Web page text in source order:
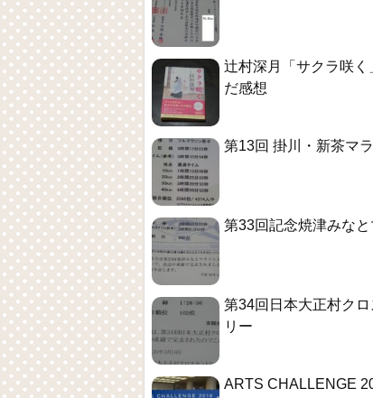
辻村深月「サクラ咲く
だ感想
第13回 掛川・新茶マ
第33回記念焼津みな
第34回日本大正村クロ
リー
ARTS CHALLENGE